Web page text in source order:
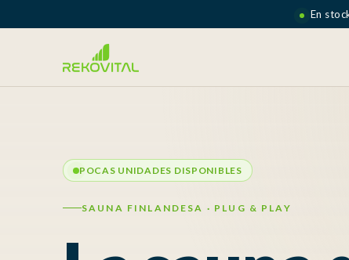
En
POCAS UNIDADES DISPONIBLES
SAUNA FINLANDESA · PLUG & PLAY